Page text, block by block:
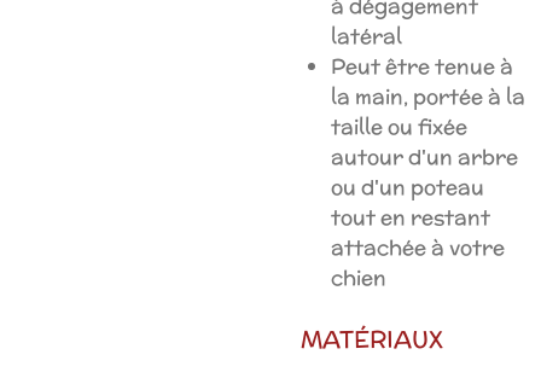
à dégagement
latéral
Peut être tenue à
la main, portée à la
taille ou fixée
autour d'un arbre
ou d'un poteau
tout en restant
attachée à votre
chien
MATÉRIAUX